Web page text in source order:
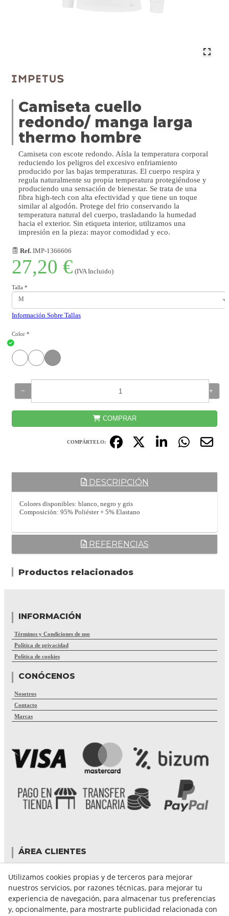
Camiseta cuello
redondo/ manga larga
thermo hombre
Camiseta con escote redondo. Aísla la temperatura corporal
reduciendo los peligros del excesivo enfriamiento
producido por las bajas temperaturas. El cuerpo respira y
regula naturalmente su propia temperatura protegiéndose y
produciendo una sensación de bienestar. Se trata de una
fibra high-tech con alta efectividad y que tiene un toque
similar al algodón. Protege del frio conservando la
temperatura natural del cuerpo, trasladando la humedad
hacia el exterior. Sin etiqueta interior, utilizamos una
impresión en la pieza: mayor comodidad y eco.
Ref. IMP-1366606
27,20 € (IVA Incluido)
Talla *
M
Información Sobre Tallas
Color *
− +
COMPRAR
COMPÁRTELO:
DESCRIPCIÓN
Colores disponibles: blanco, negro y gris
Composición: 95% Poliéster + 5% Elastano
REFERENCIAS
Productos relacionados
INFORMACIÓN
Términos y Condiciones de uso
Política de privacidad
Política de cookies
CONÓCENOS
Nosotros
Contacto
Marcas
ÁREA CLIENTES
Mis compras
Cambiar contraseña
Crear cuenta
Condiciones de compra
Utilizamos cookies propias y de terceros para mejorar
nuestros servicios, por razones técnicas, para mejorar tu
experiencia de navegación, para almacenar tus preferencias
y, opcionalmente, para mostrarte publicidad relacionada con